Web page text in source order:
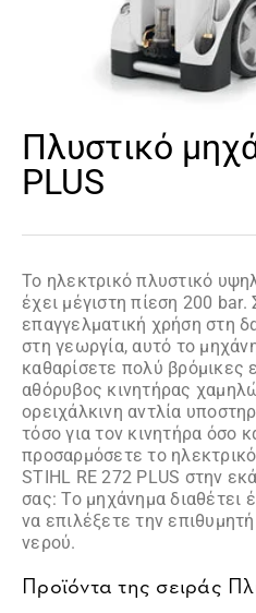
Πλυστικό
PLUS
Το ηλεκτρικό πλυστικό
έχει μέγιστη πίεση 200 bar.
επαγγελματική χρήση στη
στη γεωργία, αυτό το
καθαρίσετε πολύ βρόμικες
αθόρυβος κινητήρας
ορειχάλκινη αντλία
τόσο για τον κινητήρα όσο
προσαρμόσετε το
STIHL RE 272 PLUS στην
σας: Το μηχάνημα διαθέτει
να επιλέξετε την
νερού.
Προϊόντα της σειράς